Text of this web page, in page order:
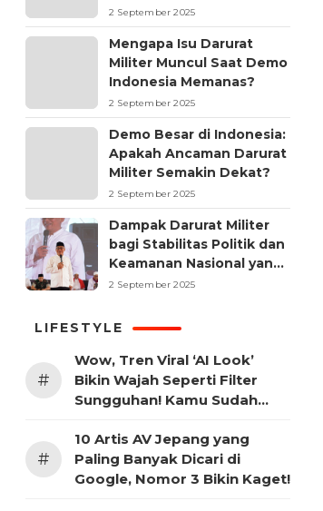
Reformasi Indonesia
2 September 2025
Mengapa Isu Darurat
Militer Muncul Saat Demo
Indonesia Memanas?
2 September 2025
Demo Besar di Indonesia:
Apakah Ancaman Darurat
Militer Semakin Dekat?
2 September 2025
Dampak Darurat Militer
bagi Stabilitas Politik dan
Keamanan Nasional yang
Sering Terlupakan
2 September 2025
LIFESTYLE
#
Wow, Tren Viral ‘AI Look’
Bikin Wajah Seperti Filter
Sungguhan! Kamu Sudah
#
10 Artis AV Jepang yang
Paling Banyak Dicari di
Google, Nomor 3 Bikin Kaget!